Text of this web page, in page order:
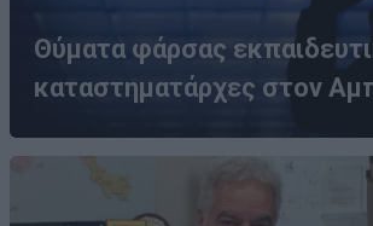
Θύματα φάρσας
καταστηματάρχες στον